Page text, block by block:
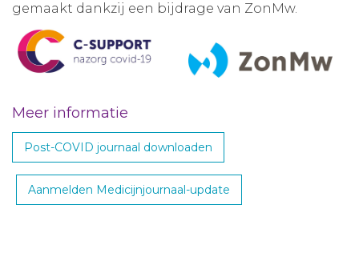
gemaakt dankzij een bijdrage van ZonMw.
Meer informatie
Post-COVID journaal downloaden
Aanmelden Medicijnjournaal-update